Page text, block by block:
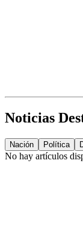
Noticias
Nación Política
No hay artículos